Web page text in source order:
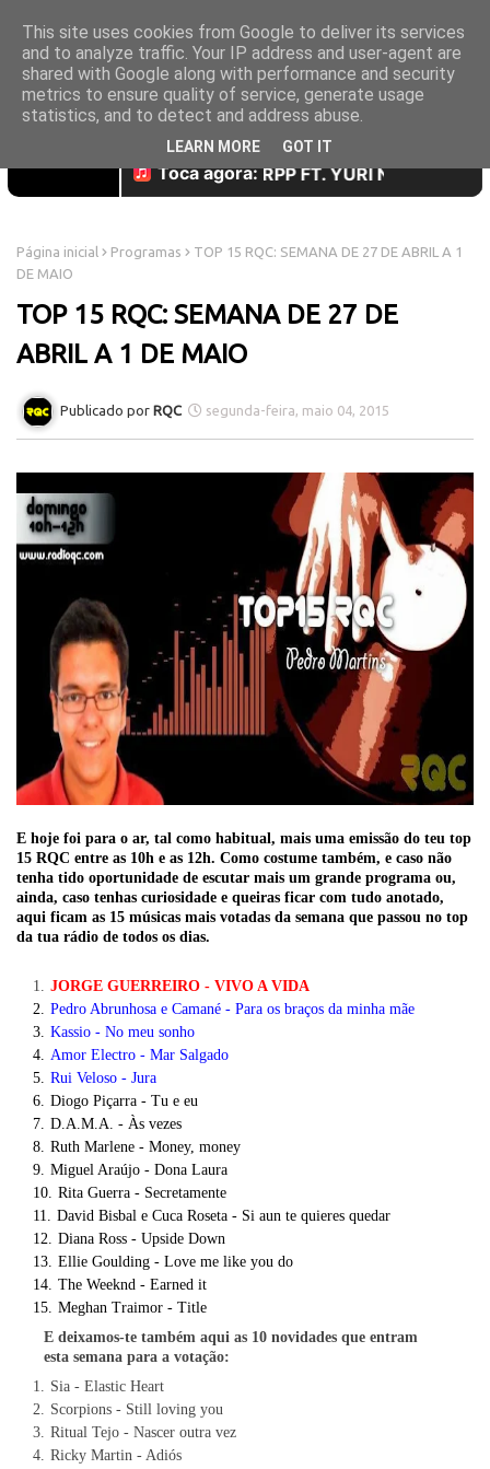
Página inicial Programas
TOP 15 RQC: SEMANA DE 27 DE ABRIL A 1
DE MAIO
TOP 15 RQC: SEMANA DE 27 DE
ABRIL A 1 DE MAIO
RQC segunda-feira, maio 04, 2015
E hoje foi para o ar, tal como habitual, mais uma emissão do teu top
15 RQC entre as 10h e as 12h. Como costume também, e caso não
tenha tido oportunidade de escutar mais um grande programa ou,
ainda, caso tenhas curiosidade e queiras ficar com tudo anotado,
aqui ficam as 15 músicas mais votadas da semana que passou no top
da tua rádio de todos os dias.
JORGE GUERREIRO - VIVO A VIDA
Pedro Abrunhosa e Camané - Para os braços da minha mãe
Kassio - No meu sonho
Amor Electro - Mar Salgado
Rui Veloso - Jura
Diogo Piçarra - Tu e eu
D.A.M.A. - Às vezes
Ruth Marlene - Money, money
Miguel Araújo - Dona Laura
Rita Guerra - Secretamente
David Bisbal e Cuca Roseta - Si aun te quieres quedar
Diana Ross - Upside Down
Ellie Goulding - Love me like you do
The Weeknd - Earned it
Meghan Traimor - Title
E deixamos-te também aqui as 10 novidades que entram
esta semana para a votação:
Sia - Elastic Heart
Scorpions - Still loving you
Ritual Tejo - Nascer outra vez
Ricky Martin - Adiós
This site uses cookies from Google to deliver its services
and to analyze traffic. Your IP address and user-agent are
shared with Google along with performance and security
metrics to ensure quality of service, generate usage
statistics, and to detect and address abuse.
LEARN MORE GOT IT